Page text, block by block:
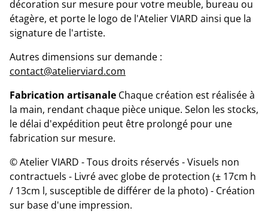
décoration sur mesure pour votre meuble, bureau ou
étagère, et porte le logo de l'Atelier VIARD ainsi que la
signature de l'artiste.
Autres dimensions sur demande :
contact@atelierviard.com
Fabrication artisanale Chaque création est réalisée à
la main, rendant chaque pièce unique. Selon les stocks,
le délai d'expédition peut être prolongé pour une
fabrication sur mesure.
© Atelier VIARD - Tous droits réservés - Visuels non
contractuels - Livré avec globe de protection (± 17cm h
/ 13cm l, susceptible de différer de la photo) - Création
sur base d'une impression.